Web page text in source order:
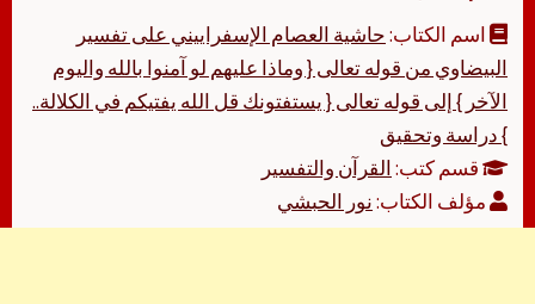
اسم الكتاب:حاشية العصام الإسفراييني على تفسير
البيضاوي من قوله تعالى { وماذا عليهم لو آمنوا بالله واليوم
الآخر } إلى قوله تعالى { يستفتونك قل الله يفتيكم في الكلالة..
} دراسة وتحقيق
قسم كتب:القرآن والتفسير
مؤلف الكتاب:نور الحبشي